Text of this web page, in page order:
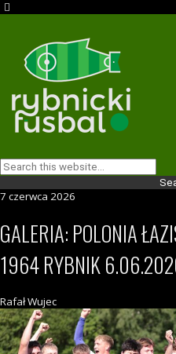
7 czerwca 2026
GALERIA: POLONIA
1964 RYBNIK
Rafał Wujec